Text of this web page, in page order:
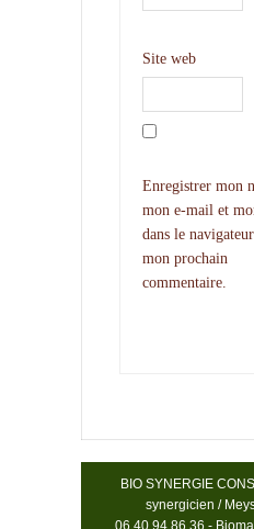
Site web
Enregistrer mon
mon e-mail et
dans le
mon prochain
commentaire.
BIO SYNERGIE
synergicien /
06.40.94.86.36 -